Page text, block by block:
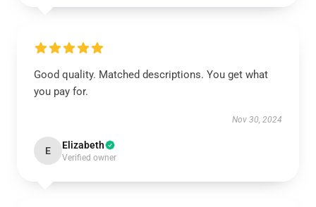
Good quality. Matched descriptions. You get what
you pay for.
Nov 30, 2024
E Elizabeth
Verified owner